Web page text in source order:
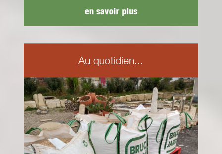
en savoir plus
Au quotidien...